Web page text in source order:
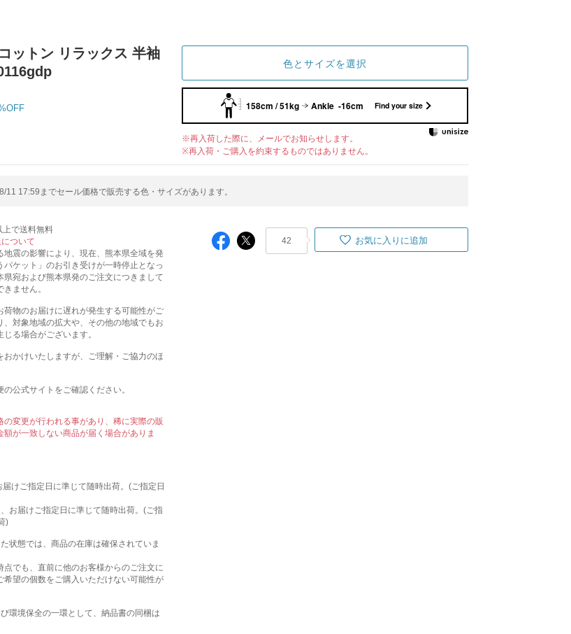
ットン リラックス 半袖
色とサイズを選択
158cm / 51kg Ankle -16cm Find your size
※再入荷した際に、メールでお知らせします。
※再入荷・ご購入を約束するものではありません。
11 17:59までセール価格で販売する色・サイズがあります。
で送料無料
ついて
震の影響により、現在、熊本県全域を発
ケット」のお引き受けが一時停止となっ
宛および熊本県発のご注文につきまして
ません。
荷物のお届けに遅れが発生する可能性がご
、対象地域の拡大や、その他の地域でもお
る場合がございます。
おかけいたしますが、ご理解・ご協力のほ
公式サイトをご確認ください。
の変更が行われる事があり、稀に実際の販
が一致しない商品が届く場合がありま
けご指定日に準じて随時出荷。(ご指定日
お届けご指定日に準じて随時出荷。(ご指
)
状態では、商品の在庫は確保されていま
点でも、直前に他のお客様からのご注文に
希望の個数をご購入いただけない可能性が
環境保全の一環として、納品書の同梱は
42 お気に入りに追加